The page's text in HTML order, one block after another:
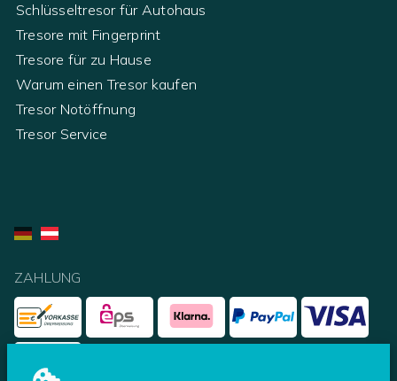
Schlüsseltresor für Autohaus
Tresore mit Fingerprint
Tresore für zu Hause
Warum einen Tresor kaufen
Tresor Notöffnung
Tresor Service
ZAHLUNG